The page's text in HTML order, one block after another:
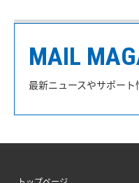
MAIL
最新ニュースやサポー